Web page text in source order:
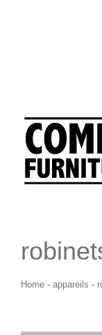
Home - appareils -